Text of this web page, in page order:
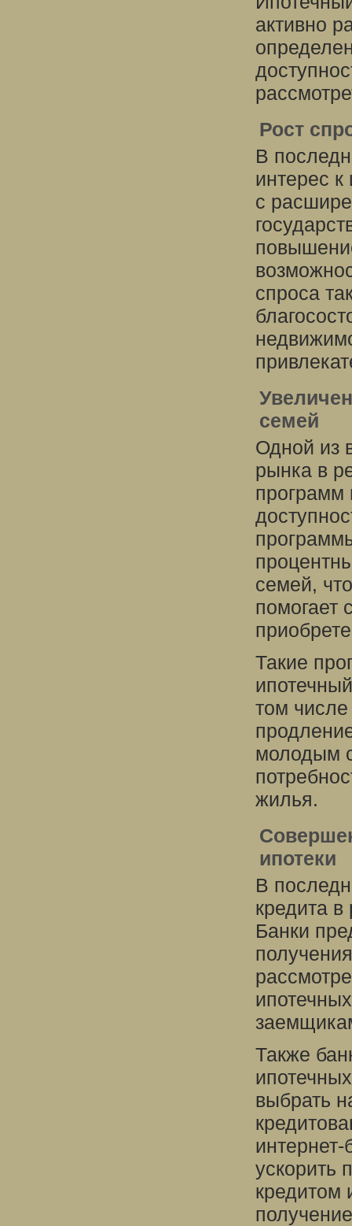
активно
Рост
В
интерес
с
спроса
семей
Одной из
рынка в
программ
семей,
помогает
Такие
том числе
молодым
жилья.
ипотеки
В
кредита в
Банки
Также
выбрать
интернет-
ускорить
кредитом